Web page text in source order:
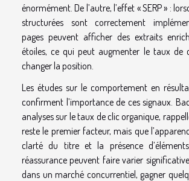
énormément. De l’autre, l’effet « SERP » :
structurées sont correctement
pages peuvent afficher des extraits
étoiles, ce qui peut augmenter le taux de
changer la position.
Les études sur le comportement en
confirment l’importance de ces signaux.
analyses sur le taux de clic organique,
reste le premier facteur, mais que
clarté du titre et la présence
réassurance peuvent faire varier
dans un marché concurrentiel, gagner